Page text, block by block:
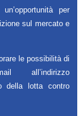
per
sul mercato e
le possibilità di
all’indirizzo
della lotta contro